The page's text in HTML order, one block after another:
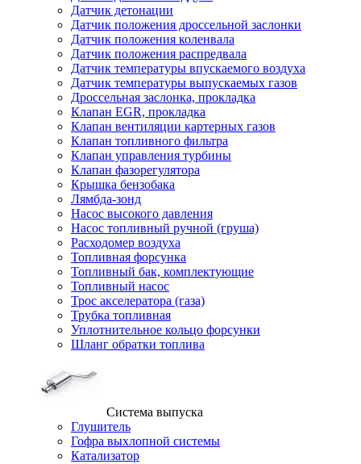
Датчик детонации
Датчик положения дроссельной заслонки
Датчик положения коленвала
Датчик положения распредвала
Датчик температуры впускаемого воздуха
Датчик температуры выпускаемых газов
Дроссельная заслонка, прокладка
Клапан EGR, прокладка
Клапан вентиляции картерных газов
Клапан топливного фильтра
Клапан управления турбины
Клапан фазорегулятора
Крышка бензобака
Лямбда-зонд
Насос высокого давления
Насос топливный ручной (груша)
Расходомер воздуха
Топливная форсунка
Топливный бак, комплектующие
Топливный насос
Трос акселератора (газа)
Трубка топливная
Уплотнительное кольцо форсунки
Шланг обратки топлива
Система выпуска
Глушитель
Гофра выхлопной системы
Катализатор